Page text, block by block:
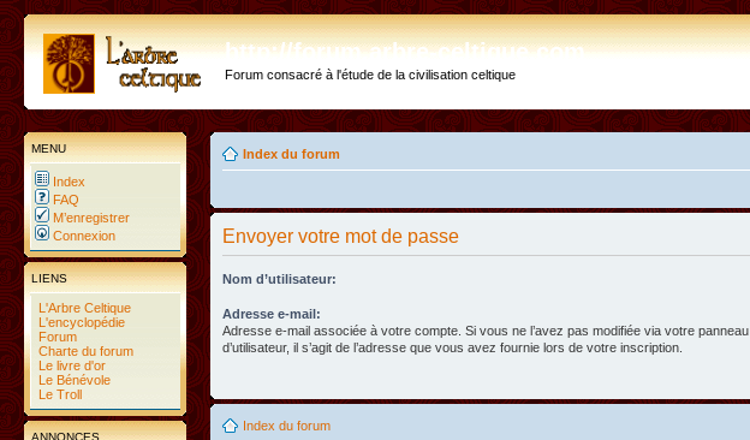
http://forum.arbre-celtique.com
Forum consacré à l'étude de la civilisation celtique
MENU
Index
FAQ
M’enregistrer
Connexion
LIENS
L'Arbre Celtique
L'encyclopédie
Forum
Charte du forum
Le livre d'or
Le Bénévole
Le Troll
ANNONCES
Index du forum
Envoyer votre mot de passe
Nom d’utilisateur:
Adresse e-mail:
Adresse e-mail associée à votre compte. Si vous ne l’avez pas modifiée via votre panneau
d’utilisateur, il s’agit de l’adresse que vous avez fournie lors de votre inscription.
Index du forum